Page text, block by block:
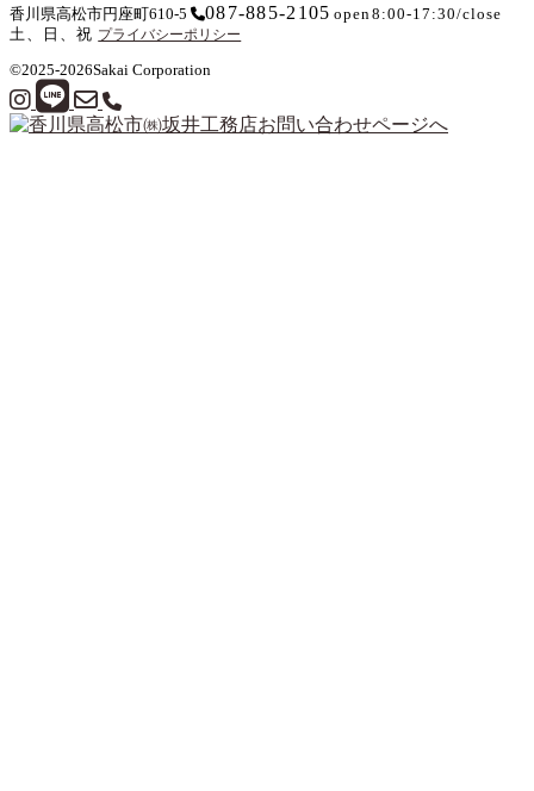
香川県高松市円座町610-5 087-885-2105 open 8:00-17:30/close
土、日、祝 プライバシーポリシー
©2025-2026Sakai Corporation